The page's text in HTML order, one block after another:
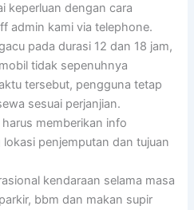
keperluan dengan cara
admin kami via telephone.
pada durasi 12 dan 18 jam,
tidak sepenuhnya
tersebut, pengguna tetap
sesuai perjanjian.
memberikan info
penjemputan dan tujuan
kendaraan selama masa
bbm dan makan supir